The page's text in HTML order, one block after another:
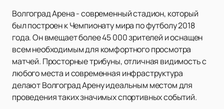
Волгоград Арена - современный стадион, который
был построен к Чемпионату мира по футболу 2018
года. Он вмещает более 45 000 зрителей и оснащен
всем необходимым для комфортного просмотра
матчей. Просторные трибуны, отличная видимость с
любого места и современная инфраструктура
делают Волгоград Арену идеальным местом для
проведения таких значимых спортивных событий.